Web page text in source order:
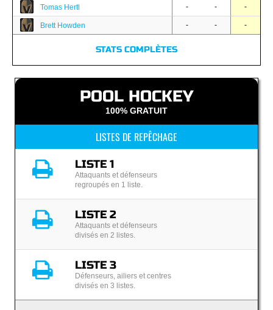
Tomas Hertl - - -
Brett Howden - - -
STATS COMPLÈTES
POOL HOCKEY
100% GRATUIT
LISTES DE REPÊCHAGE
LISTE 1
Attaquants et défenseurs
regroupés en 1 liste.
LISTE 2
Attaquants et défenseurs
divisés en 2 listes.
LISTE 3
Défenseurs, ailiers et centres
divisés en 3 listes.